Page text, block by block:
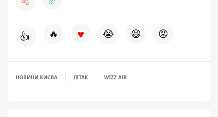
👍 🔥 ♥ 😭 😆 😡
НОВИНИ КИЄВА ЛІТАК WIZZ AIR